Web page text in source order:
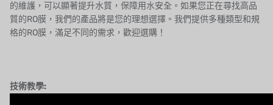
的維護，可以顯著提升水質，保障用水安全。如果您正在尋找高品
質的RO膜，我們的產品將是您的理想選擇。我們提供多種類型和規
格的RO膜，滿足不同的需求，歡迎選購！
技術教學: